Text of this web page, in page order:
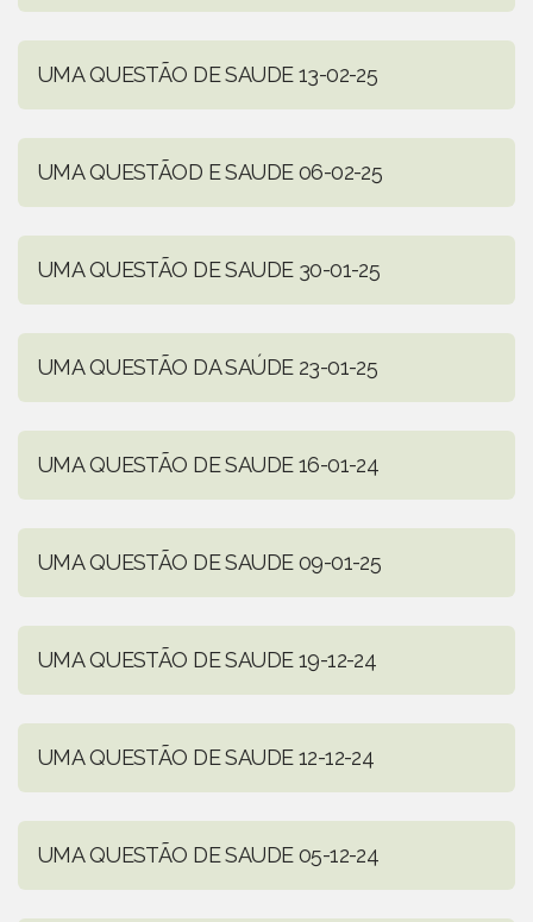
UMA QUESTÃO DE SAUDE 13-02-25
UMA QUESTÃOD E SAUDE 06-02-25
UMA QUESTÃO DE SAUDE 30-01-25
UMA QUESTÃO DA SAÚDE 23-01-25
UMA QUESTÃO DE SAUDE 16-01-24
UMA QUESTÃO DE SAUDE 09-01-25
UMA QUESTÃO DE SAUDE 19-12-24
UMA QUESTÃO DE SAUDE 12-12-24
UMA QUESTÃO DE SAUDE 05-12-24